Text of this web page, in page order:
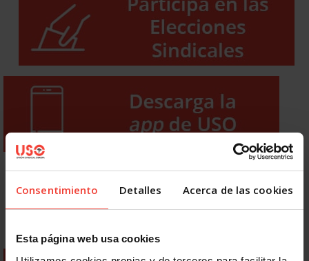
Consentimiento Detalles Acerca de las cookies
Esta página web usa cookies